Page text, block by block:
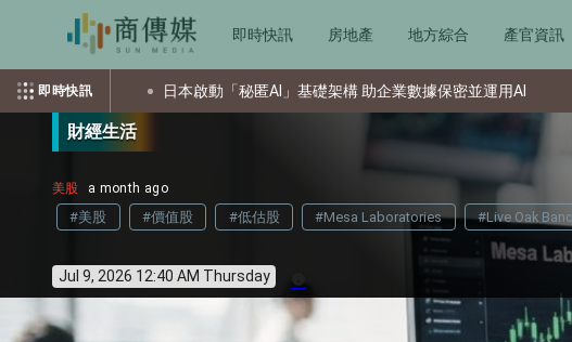
即時快訊 房地產 地方綜合 產官資訊
即時快訊
日本啟動「秘匿AI」基礎架構 助企業數據保密並運用AI 索尼重返榮耀、
財經生活
美股 a month ago
#美股 #價值股 #低估股 #Mesa Laboratories #Live Oak
Jul 9, 2026 12:40 AM Thursday